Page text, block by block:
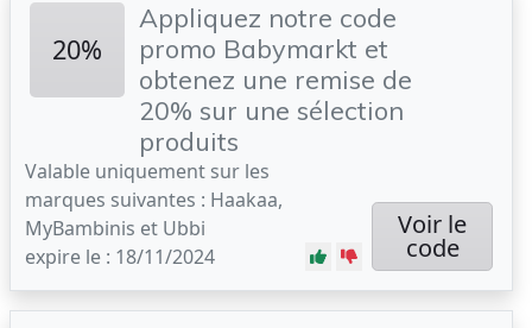
20%
Appliquez notre code
promo Babymarkt et
obtenez une remise de
20% sur une sélection
produits
Valable uniquement sur les
marques suivantes : Haakaa,
MyBambinis et Ubbi
expire le : 18/11/2024
Voir le
code